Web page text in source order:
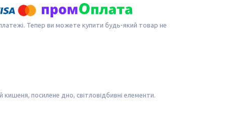
Тепер ви можете купити будь-який товар не
кишеня, посилене дно, світловідбивні елементи.